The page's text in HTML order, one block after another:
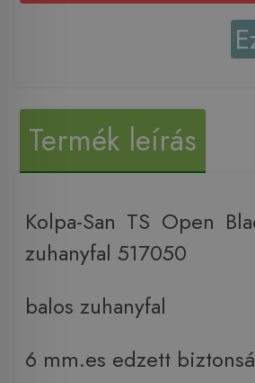
Termék leírás
Kolpa-San TS Open
zuhanyfal 517050
balos zuhanyfal
6 mm.es edzett